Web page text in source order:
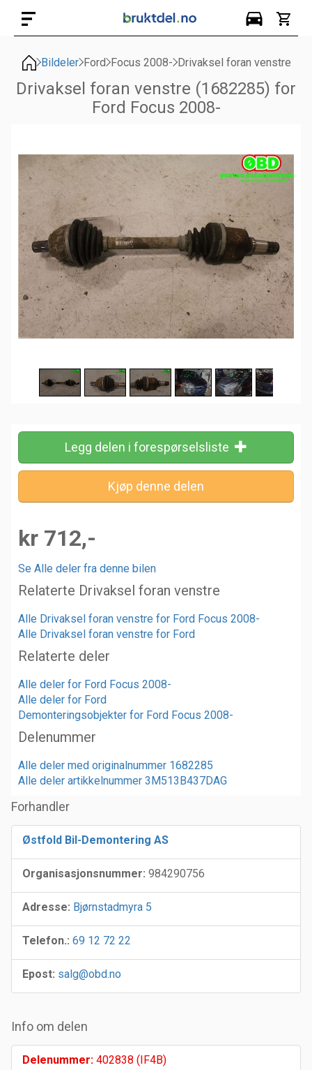
Bildeler Ford Focus 2008- Drivaksel foran venstre
Drivaksel foran venstre (1682285) for
Ford Focus 2008-
Legg delen i forespørselsliste
kr 712,-
Se Alle deler fra denne bilen
Relaterte Drivaksel foran venstre
Alle Drivaksel foran venstre for Ford Focus 2008-
Alle Drivaksel foran venstre for Ford
Relaterte deler
Alle deler for Ford Focus 2008-
Alle deler for Ford
Demonteringsobjekter for Ford Focus 2008-
Delenummer
Alle deler med originalnummer 1682285
Alle deler artikkelnummer 3M513B437DAG
Forhandler
Østfold Bil-Demontering AS
Organisasjonsnummer: 984290756
Adresse: Bjørnstadmyra 5
Telefon.: 69 12 72 22
Epost: salg@obd.no
Info om delen
Delenummer: 402838 (IF4B)